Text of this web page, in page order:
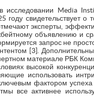
Media
свидетельствует о
эксперты,
объявлению и
запрос не
[3].
материале РБК
высокой
использовать
фактором успеха
все активнее